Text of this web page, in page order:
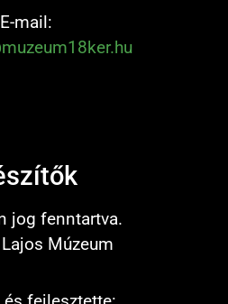
E-mail:
jog fenntartva.
Múzeum